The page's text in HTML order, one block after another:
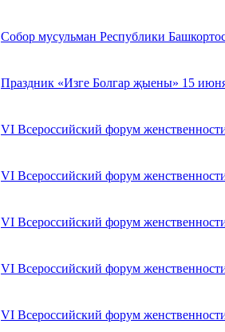
Собор мусульман Республики
Праздник «Изге Болгар җыены» 15
VI Всероссийский форум
VI Всероссийский форум
VI Всероссийский форум
VI Всероссийский форум
VI Всероссийский форум